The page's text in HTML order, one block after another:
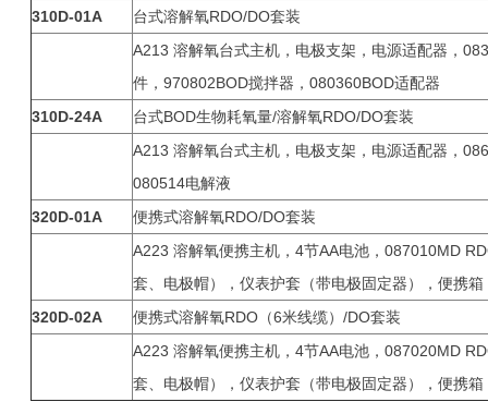
310D-01A
台式溶解氧RDO/DO套装
A213 溶解氧台式主机，电极支架，电源适配器，
件，970802BOD搅拌器，080360BOD适配器
310D-24A
台式BOD生物耗氧量/溶解氧RDO/DO套装
A213 溶解氧台式主机，电极支架，电源适配器，
080514电解液
320D-01A
便携式溶解氧RDO/DO套装
A223 溶解氧便携主机，4节AA电池，087010MD
套、电极帽），仪表护套（带电极固定器），便携箱
320D-02A
便携式溶解氧RDO（6米线缆）/DO套装
A223 溶解氧便携主机，4节AA电池，087020MD
套、电极帽），仪表护套（带电极固定器），便携箱